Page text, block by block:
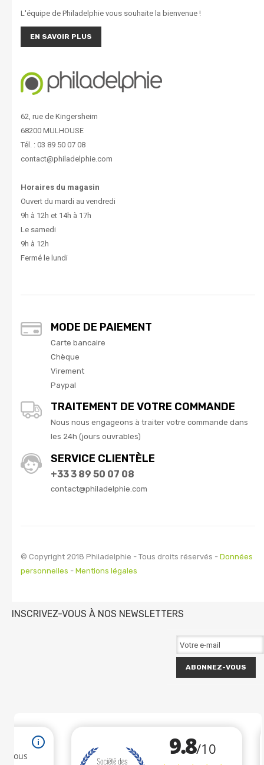
L'équipe de Philadelphie vous souhaite la bienvenue !
EN SAVOIR PLUS
62, rue de Kingersheim
68200 MULHOUSE
Tél. : 03 89 50 07 08
contact@philadelphie.com
Horaires du magasin
Ouvert du mardi au vendredi
9h à 12h et 14h à 17h
Le samedi
9h à 12h
Fermé le lundi
MODE DE PAIEMENT
Carte bancaire
Chèque
Virement
Paypal
TRAITEMENT DE VOTRE COMMANDE
Nous nous engageons à traiter votre commande dans
les 24h (jours ouvrables)
SERVICE CLIENTÈLE
+33 3 89 50 07 08
contact@philadelphie.com
© Copyright 2018 Philadelphie - Tous droits réservés - Données
personnelles - Mentions légales
INSCRIVEZ-VOUS À NOS NEWSLETTERS
ABONNEZ-VOUS